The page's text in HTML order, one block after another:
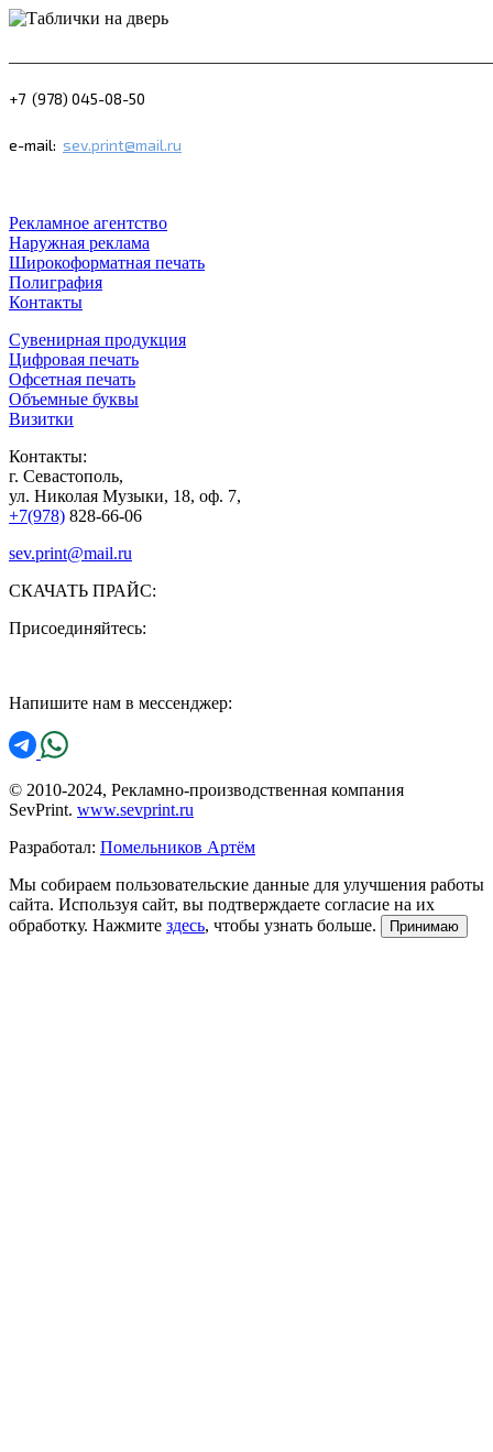
+7 (978) 045-08-50
e-mail: sev.print@mail.ru
Рекламное агентство
Наружная реклама
Широкоформатная печать
Полиграфия
Контакты
Сувенирная продукция
Цифровая печать
Офсетная печать
Объемные буквы
Визитки
Контакты:
г. Севастополь,
ул. Николая Музыки, 18, оф. 7,
+7(978) 828-66-06
sev.print@mail.ru
СКАЧАТЬ ПРАЙС:
Присоединяйтесь:
Напишите нам в мессенджер:
© 2010-2024, Рекламно-производственная компания
SevPrint. www.sevprint.ru
Разработал: Помельников Артём
Мы собираем пользовательские данные для улучшения работы
сайта. Используя сайт, вы подтверждаете согласие на их
обработку. Нажмите здесь, чтобы узнать больше. Принимаю